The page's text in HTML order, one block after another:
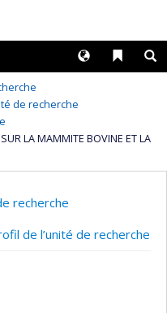
Liens
Langues
de recherche
LA MAMMITE BOVINE ET LA
recherche
de l’unité de recherche